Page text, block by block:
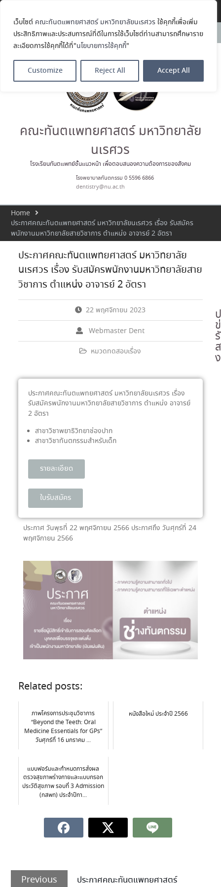
เว็บไซต์ คณะทันตแพทยศาสตร์ มหาวิทยาลัยนเรศวร ใช้คุกกี้เพื่อเพิ่ม
ประสิทธิภาพและประสบการณ์ที่ดีในการใช้เว็บไซต์ท่านสามารถศึกษาราย
ละเอียดการใช้คุกกี้ได้ที่"นโยบายการใช้คุกกี้"
Customize Reject All Accept All
News:
คณะทันตแพทยศาสตร์
มหาวิทยาลัยนเรศวร ร่วมออกบูธ
ประชาสัมพันธ์ หลักสูตรทันตแพทย
ประกาศนียบัตรผู้ช่วยทันตแพทย์
ในโครงการ Open House 2026
ตน ค้นหาตัวเอง
ประกาศคณะทันตแพทยศาสตร์
มหาวิทยาลัยนเรศวร เรื่อง ผู้ผ่าน
การสอบแข่งขันเข้าเป็นพนักงาน
ราชการ (เงินรายได้) ตำแหน่ง ผู้
ประมวลภาพบรรยากาศกิจกรรม
Dent Connect Board Game
2569 ณ คณะทันแพทยศาสตร์
คณะทันตแพทยศาสตร์ มหาวิทยาลัย
นเรศวร
โรงเรียนทันตแพทย์ชั้นแนวหน้า เพื่อตอบสนองความต้องการของสังคม
โรงพยาบาลทันตกรรม 0 5596 6866
dentistry@nu.ac.th
Home
ประกาศคณะทันตแพทยศาสตร์ มหาวิทยาลัยนเรศวร เรื่อง รับสมัคร
พนักงานมหาวิทยาลัยสายวิชาการ ตำแหน่ง อาจารย์ 2 อัตรา
ประกาศคณะทันตแพทยศาสตร์ มหาวิทยาลัย
นเรศวร เรื่อง รับสมัครพนักงานมหาวิทยาลัยสาย
วิชาการ ตำแหน่ง อาจารย์ 2 อัตรา
22 พฤศจิกายน 2023
Webmaster Dent
หมวดทดสอบเรื่อง
ประกาศคณะทันตแพทยศาสตร์ มหาวิทยาลัยนเรศวร เรื่อง
รับสมัครพนักงานมหาวิทยาลัยสายวิชาการ ตำแหน่ง อาจารย์
2 อัตรา
สาขาวิชาพยาธิวิทยาช่องปาก
สาขาวิชาทันตกรรมสำหรับเด็ก
รายละเอียด
ใบรับสมัคร
ประกาศ วันพุธที่ 22 พฤศจิกายน 2566 ประกาศถึง วันศุกร์ที่ 24
พฤศจิกายน 2566
Related posts:
ภาพโครงการประชุมวิชาการ
“Beyond the Teeth: Oral
Medicine Essentials for GPs”
วันศุกร์ที่ 16 มกราคม ...
หนังสือใหม่ ประจำปี 2566
แบบฟอร์มและกำหนดการส่งผล
ตรวจสุขภาพร่างกายและแบบกรอก
ประวัติสุขภาพ รอบที่ 3 Admission
(กสพท) ประจำปีกา...
Previous ประกาศคณะทันตแพทยศาสตร์